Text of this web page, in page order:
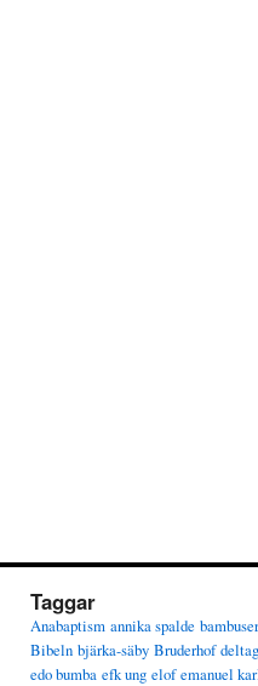
Taggar
Anabaptism annika spalde bambuser
Bibeln bjärka-säby Bruderhof
edo bumba efk ung elof emanuel